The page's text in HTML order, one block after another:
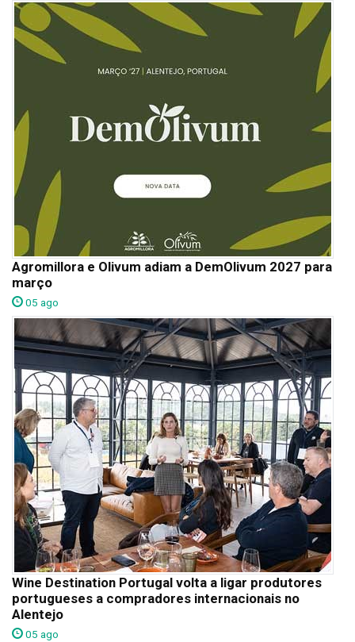
Agromillora e Olivum adiam a DemOlivum 2027 para
março
05 ago
Wine Destination Portugal volta a ligar produtores
portugueses a compradores internacionais no
Alentejo
05 ago